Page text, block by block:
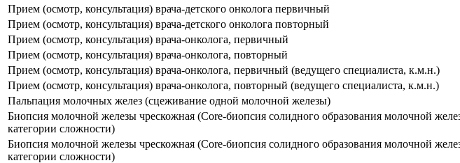
Прием (осмотр, консультация) врача-детского онколога первичный
Прием (осмотр, консультация) врача-детского онколога повторный
Прием (осмотр, консультация) врача-онколога, первичный
Прием (осмотр, консультация) врача-онколога, повторный
Прием (осмотр, консультация) врача-онколога, первичный (ведущего специалиста, к.м.н.)
Прием (осмотр, консультация) врача-онколога, повторный (ведущего специалиста, к.м.н.)
Пальпация молочных желез (сцеживание одной молочной железы)
Биопсия молочной железы чрескожная (Core-биопсия солидного образования молочной
категории сложности)
Биопсия молочной железы чрескожная (Core-биопсия солидного образования молочной
категории сложности)